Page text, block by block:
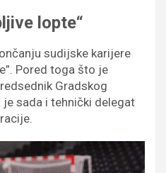
lopte“
sudijske karijere
Pored toga što je
Gradskog
sada i tehnički delegat